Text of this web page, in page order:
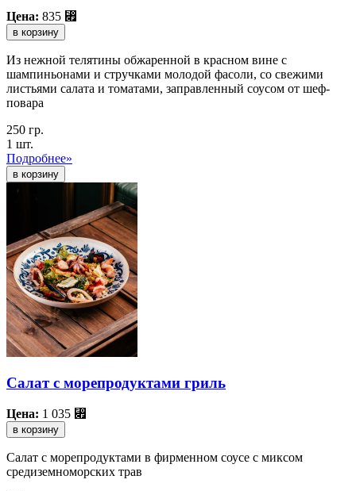
Цена: 835 ⃏
в корзину
Из нежной телятины обжаренной в красном вине с
шампиньонами и стручками молодой фасоли, со свежими
листьями салата и томатами, заправленный соусом от шеф-
повара
250 гр.
1 шт.
Подробнее»
Салат с морепродуктами гриль
Цена: 1 035 ⃏
в корзину
Салат с морепродуктами в фирменном соусе с миксом
средиземноморских трав